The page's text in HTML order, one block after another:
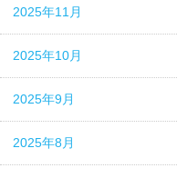
2025年11月
2025年10月
2025年9月
2025年8月